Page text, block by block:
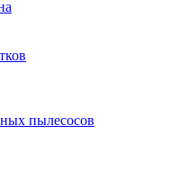
пылесосов